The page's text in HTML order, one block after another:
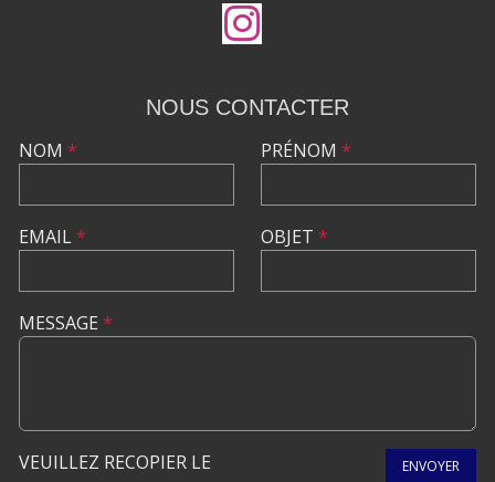
NOUS CONTACTER
NOM *
EMAIL*
PRÉNOM *
OBJET *
MESSAGE *
VEUILLEZ RECOPIER LE
ENVOYER